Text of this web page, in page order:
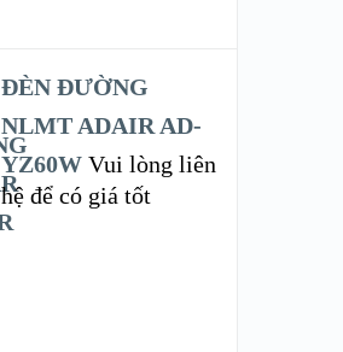
ĐÈN ĐƯỜNG
NLMT ADAIR AD-
YZ60W Vui lòng liên
hệ để có giá tốt